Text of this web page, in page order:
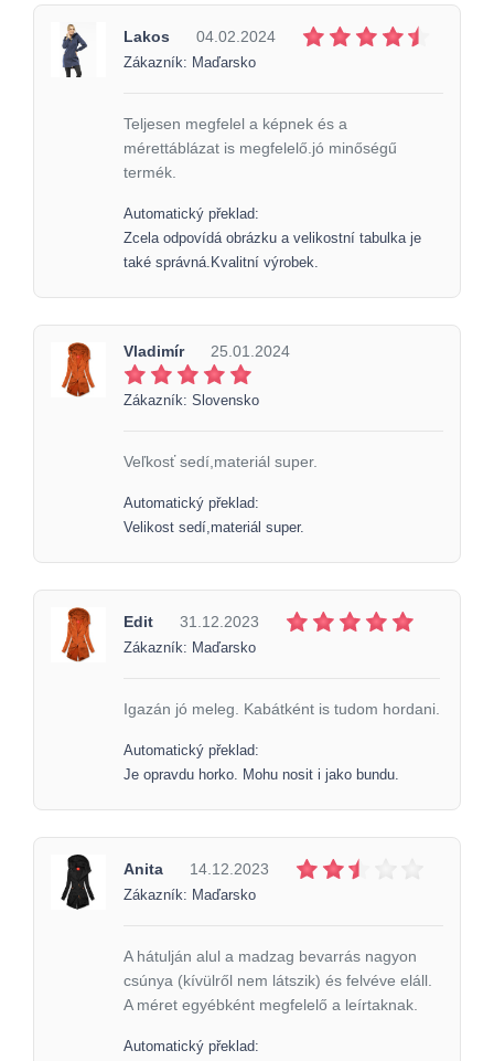
Lakos 04.02.2024
Zákazník: Maďarsko
Teljesen megfelel a képnek és a
mérettáblázat is megfelelő.jó minőségű
termék.
Automatický překlad:
Zcela odpovídá obrázku a velikostní tabulka je
také správná.Kvalitní výrobek.
Vladimír 25.01.2024
Zákazník: Slovensko
Veľkosť sedí,materiál super.
Automatický překlad:
Velikost sedí,materiál super.
Edit 31.12.2023
Zákazník: Maďarsko
Igazán jó meleg. Kabátként is tudom hordani.
Automatický překlad:
Je opravdu horko. Mohu nosit i jako bundu.
Anita 14.12.2023
Zákazník: Maďarsko
A hátulján alul a madzag bevarrás nagyon
csúnya (kívülről nem látszik) és felvéve eláll.
A méret egyébként megfelelő a leírtaknak.
Automatický překlad: